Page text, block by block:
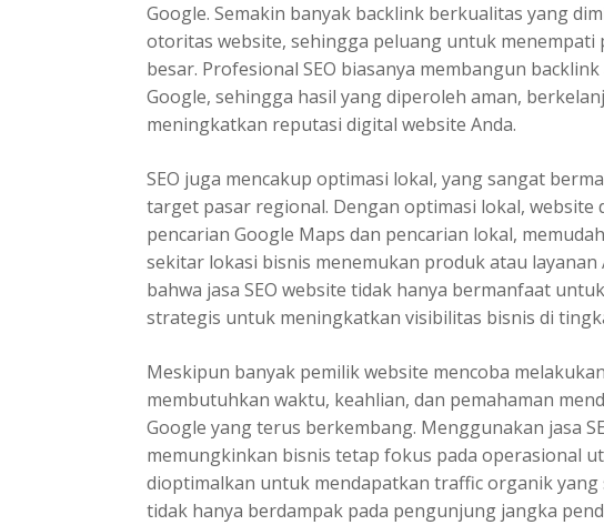
Google. Semakin banyak backlink berkualitas yang
otoritas website, sehingga peluang untuk menempati
besar. Profesional SEO biasanya membangun
Google, sehingga hasil yang diperoleh aman,
meningkatkan reputasi digital website Anda.
SEO juga mencakup optimasi lokal, yang sangat
target pasar regional. Dengan optimasi lokal, website
pencarian Google Maps dan pencarian lokal,
sekitar lokasi bisnis menemukan produk atau layanan
bahwa jasa SEO website tidak hanya bermanfaat
strategis untuk meningkatkan visibilitas bisnis di
Meskipun banyak pemilik website mencoba
membutuhkan waktu, keahlian, dan pemahaman
Google yang terus berkembang. Menggunakan jasa
memungkinkan bisnis tetap fokus pada operasional
dioptimalkan untuk mendapatkan traffic organik yang
tidak hanya berdampak pada pengunjung jangka